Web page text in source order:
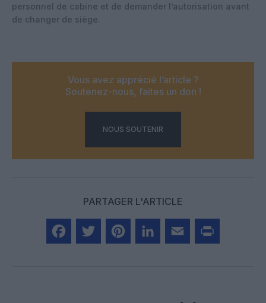
personnel de cabine et de demander l’autorisation avant
de changer de siège.
Vous avez apprécié l’article ?
Soutenez-nous, faites un don !
NOUS SOUTENIR
PARTAGER L'ARTICLE